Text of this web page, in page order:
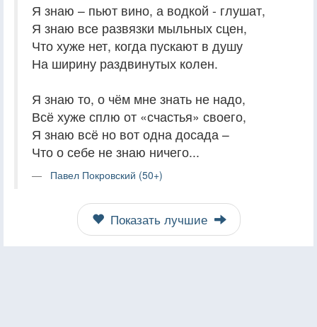
Я знаю – пьют вино, а водкой - глушат,
Я знаю все развязки мыльных сцен,
Что хуже нет, когда пускают в душу
На ширину раздвинутых колен.
Я знаю то, о чём мне знать не надо,
Всё хуже сплю от «счастья» своего,
Я знаю всё но вот одна досада –
Что о себе не знаю ничего...
Павел Покровский (50+)
Показать лучшие